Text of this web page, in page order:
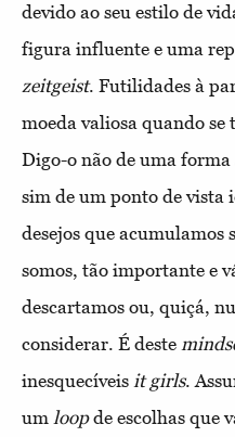
devido ao seu estilo de
figura influente e uma
zeitgeist. Futilidades à
moeda valiosa quando
Digo-o não de uma
sim de um ponto de vista
desejos que acumulamos
somos, tão importante e
descartamos ou, quiçá,
considerar. É deste
inesquecíveis it girls.
um loopde escolhas que